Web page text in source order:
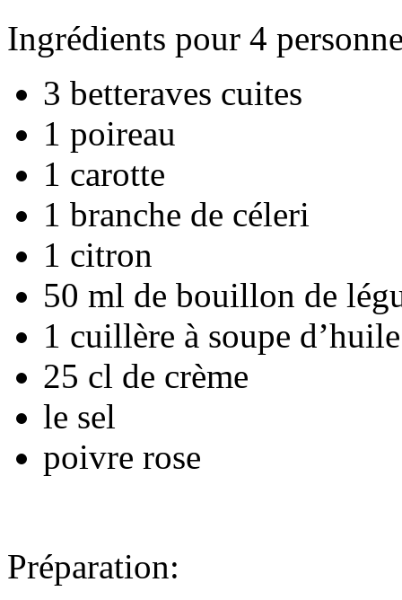
Ingrédients pour 4
3 betteraves cuites
1 poireau
1 carotte
1 branche de céleri
1 citron
50 ml de bouillon de
1 cuillère à soupe
25 cl de crème
le sel
poivre rose
Préparation: